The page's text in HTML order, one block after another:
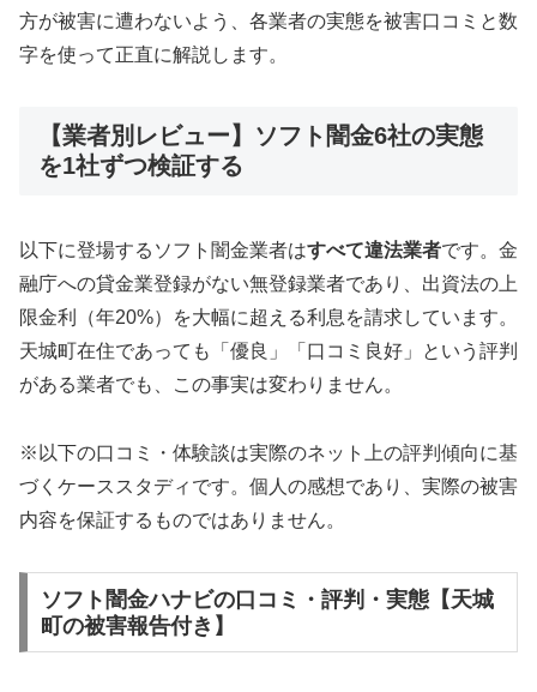
方が被害に遭わないよう、各業者の実態を被害口コミと数
字を使って正直に解説します。
【業者別レビュー】ソフト闇金6社の実態
を1社ずつ検証する
以下に登場するソフト闇金業者はすべて違法業者です。金
融庁への貸金業登録がない無登録業者であり、出資法の上
限金利（年20%）を大幅に超える利息を請求しています。
天城町在住であっても「優良」「口コミ良好」という評判
がある業者でも、この事実は変わりません。
※以下の口コミ・体験談は実際のネット上の評判傾向に基
づくケーススタディです。個人の感想であり、実際の被害
内容を保証するものではありません。
ソフト闇金ハナビの口コミ・評判・実態【天城
町の被害報告付き】